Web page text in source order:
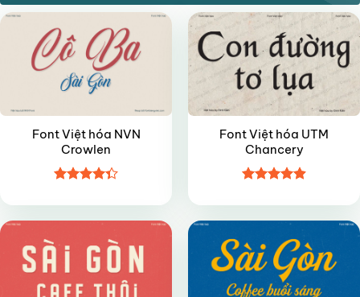
Font Việt hóa NVN
Crowlen
hạng4.35
5 sao
Font Việt hóa UTM
Chancery
hạng4.95
sao